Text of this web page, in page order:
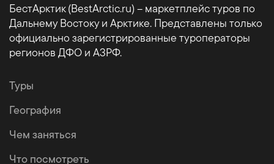
БестАрктик (BestArctic.ru) – маркетплейс туров по
Дальнему Востоку и Арктике. Представлены только
официально зарегистрированные туроператоры
регионов ДФО и АЗРФ.
Туры
География
Чем заняться
Что посмотреть